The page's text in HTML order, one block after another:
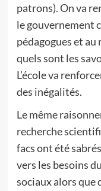
patrons). On va
le gouvernement
pédagogues et
quels sont les
L’école va
des inégalités.
Le même
recherche
facs ont été
vers les besoins
sociaux alors que